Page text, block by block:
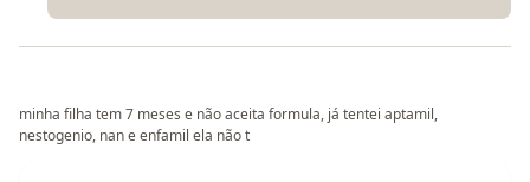
minha filha tem 7 meses e não aceita formula, já tentei aptamil,
nestogenio, nan e enfamil ela não t